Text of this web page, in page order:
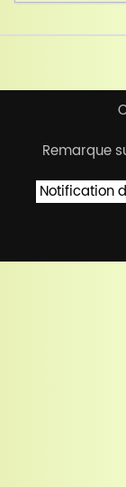
Remarque
Notification